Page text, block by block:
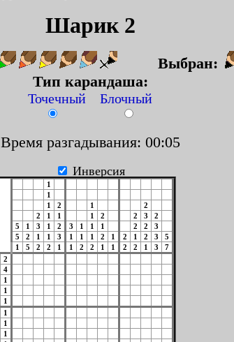
Шарик 2
Выбран:
Тип карандаша:
Точечный Блочный
Время разгадывания: 00:06
Инверсия
1
1
1
2 1
2
2
1 1 1 2 2 3
2
5
1 3 1 2 3 1 1 1 2 2
3
5
2 1 1 3 1 1 1 2 1 2 1 2 3
5
1
5 2 2 1 1 2 2 1 1 2 2 1 3
7
2
4
1
1
1
1
1
1